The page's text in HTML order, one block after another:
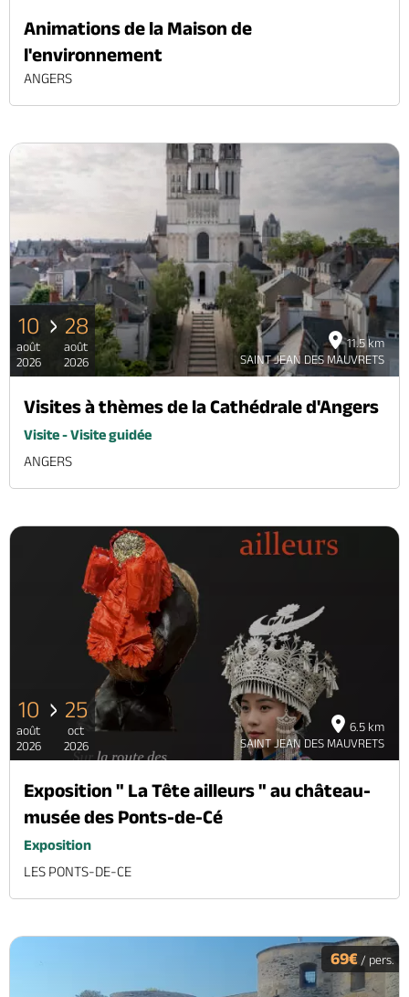
Animations de la Maison de
l'environnement
ANGERS
11.5 km
SAINT JEAN DES MAUVRETS
10
août
2026
28
août
2026
Visites à thèmes de la Cathédrale d'Angers
Visite - Visite guidée
ANGERS
6.5 km
SAINT JEAN DES MAUVRETS
10
août
2026
25
oct
2026
Exposition " La Tête ailleurs " au château-
musée des Ponts-de-Cé
Exposition
LES PONTS-DE-CE
69€ / pers.